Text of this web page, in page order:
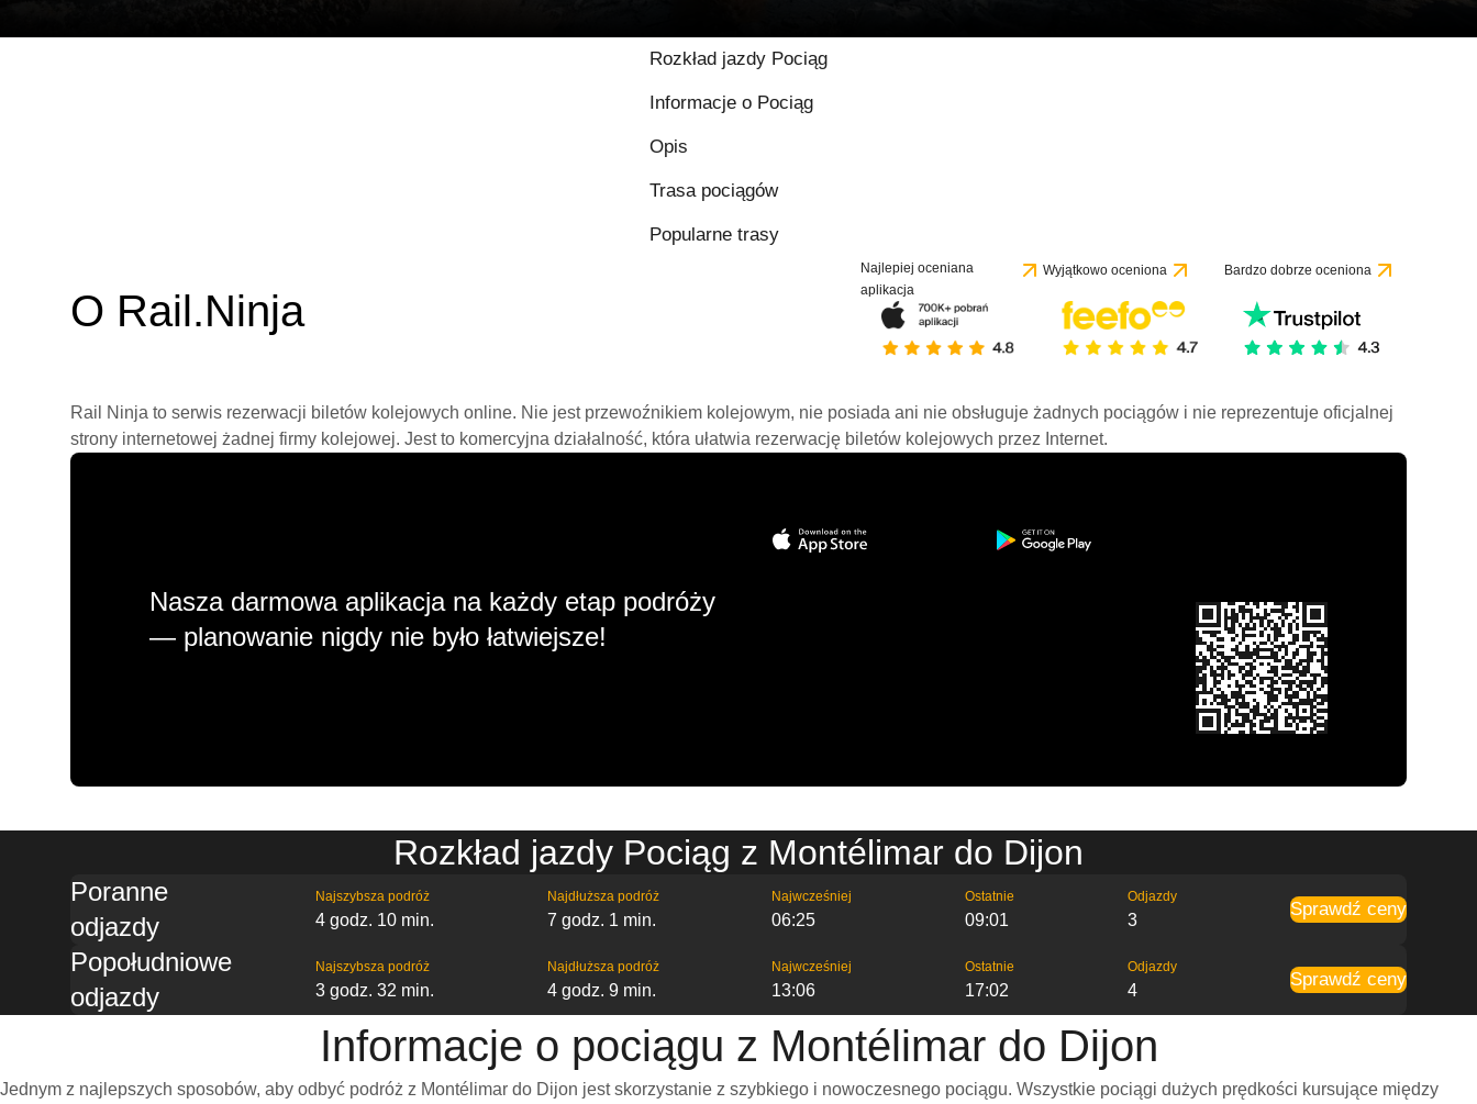
Rozkład jazdy Pociąg
Informacje o Pociąg
Opis
Trasa pociągów
Popularne trasy
O Rail.Ninja
Najlepiej oceniana
aplikacja
Wyjątkowo oceniona Bardzo dobrze oceniona
Rail Ninja to serwis rezerwacji biletów kolejowych online. Nie jest przewoźnikiem kolejowym, nie posiada ani nie obsługuje żadnych pociągów i nie reprezentuje oficjalnej
strony internetowej żadnej firmy kolejowej. Jest to komercyjna działalność, która ułatwia rezerwację biletów kolejowych przez Internet.
Nasza darmowa aplikacja na każdy etap podróży
— planowanie nigdy nie było łatwiejsze!
Rozkład jazdy Pociąg z Montélimar do Dijon
Poranne
odjazdy
Najszybsza podróż
4 godz. 10 min.
Najdłuższa podróż
7 godz. 1 min.
Najwcześniej
06:25
Ostatnie
09:01
Odjazdy
3
Sprawdź ceny
Popołudniowe
odjazdy
Najszybsza podróż
3 godz. 32 min.
Najdłuższa podróż
4 godz. 9 min.
Najwcześniej
13:06
Ostatnie
17:02
Odjazdy
4
Sprawdź ceny
Informacje o pociągu z Montélimar do Dijon
Jednym z najlepszych sposobów, aby odbyć podróż z Montélimar do Dijon jest skorzystanie z szybkiego i nowoczesnego pociągu. Wszystkie pociągi dużych prędkości kursujące między